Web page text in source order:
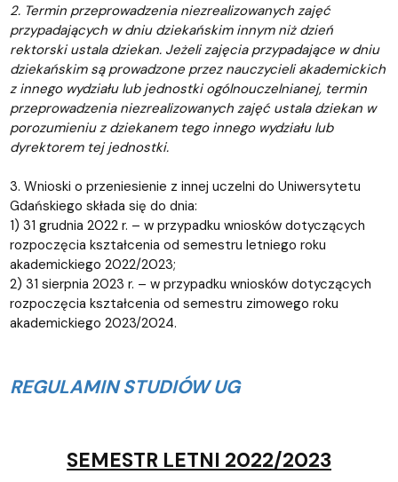
2. Termin przeprowadzenia niezrealizowanych zajęć
przypadających w dniu dziekańskim innym niż dzień
rektorski ustala dziekan. Jeżeli zajęcia przypadające w dniu
dziekańskim są prowadzone przez nauczycieli akademickich
z innego wydziału lub jednostki ogólnouczelnianej, termin
przeprowadzenia niezrealizowanych zajęć ustala dziekan w
porozumieniu z dziekanem tego innego wydziału lub
dyrektorem tej jednostki.
3. Wnioski o przeniesienie z innej uczelni do Uniwersytetu
Gdańskiego składa się do dnia:
1) 31 grudnia 2022 r. – w przypadku wniosków dotyczących
rozpoczęcia kształcenia od semestru letniego roku
akademickiego 2022/2023;
2) 31 sierpnia 2023 r. – w przypadku wniosków dotyczących
rozpoczęcia kształcenia od semestru zimowego roku
akademickiego 2023/2024.
REGULAMIN STUDIÓW UG
SEMESTR LETNI 2022/2023